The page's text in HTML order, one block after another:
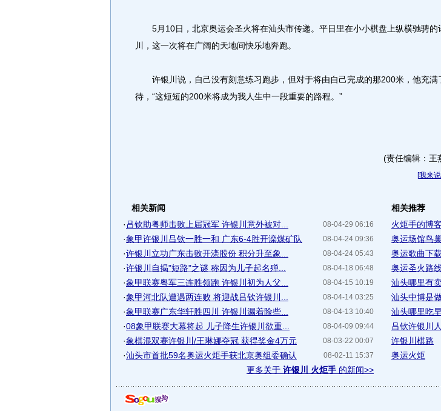
5月10日，北京奥运会圣火将在汕头市传递。平日里在小小棋盘上纵横驰骋的
川，这一次将在广阔的天地间快乐地奔跑。
许银川说，自己没有刻意练习跑步，但对于将由自己完成的那200米，他充满
待，“这短短的200米将成为我人生中一段重要的路程。”
(责任编辑：王
[我来
相关新闻
08-04-29 06:16
· 吕钦助粤师击败上届冠军 许银川意外被对...
08-04-24 09:36
·象甲许银川吕钦一胜一和 广东6-4胜开滦煤矿队
08-04-24 05:43
·许银川立功广东击败开滦股份 积分升至象...
08-04-18 06:48
·许银川自揭"短路"之谜 称因为儿子起名殚...
08-04-15 10:19
·象甲联赛粤军三连胜领跑 许银川初为人父...
08-04-14 03:25
·象甲河北队遭遇两连败 将迎战吕钦许银川...
08-04-13 10:40
·象甲联赛广东华轩胜四川 许银川漏着险些...
08-04-09 09:44
·08象甲联赛大幕将起 儿子降生许银川欲重...
08-03-22 00:07
·象棋混双赛许银川/王琳娜夺冠 获得奖金4万元
08-02-11 15:37
·汕头市首批59名奥运火炬手获北京奥组委确认
更多关于 许银川 火炬手 的新闻>>
相关推荐
火炬手的博客
奥运场馆鸟
奥运歌曲下载
奥运圣火路
汕头哪里有
汕头中博是
汕头哪里吃
吕钦许银川
许银川棋路
奥运火炬